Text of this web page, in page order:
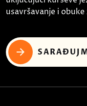
usavršavanje i